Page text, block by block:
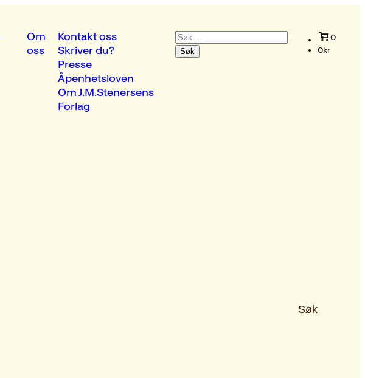
Om
oss
Kontakt oss
Skriver du?
Presse
Åpenhetsloven
Om J.M.Stenersens
Forlag
Søk
etter:
Søk
0
0kr